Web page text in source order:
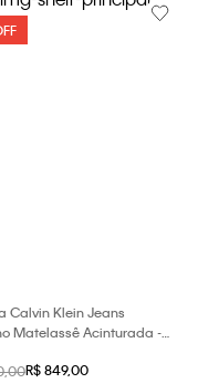
Calvin Klein Jeans
Matelassê Acinturada -
,00R$849,00